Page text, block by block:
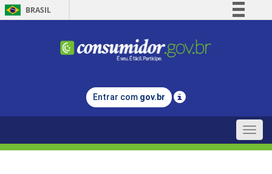
BRASIL
Comunica BR
Legislação
Entrar com gov.br
Toggle